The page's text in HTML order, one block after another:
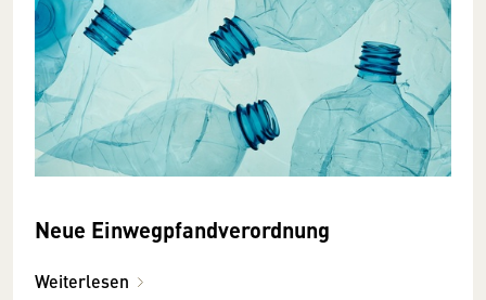
Neue Einwegpfandverordnung
Weiterlesen